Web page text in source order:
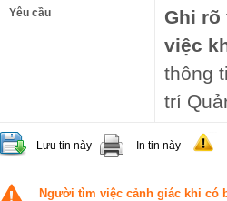
Yêu cầu
Ghi rõ
việc
thông
trí
Lưu tin này In tin này
Người tìm việc cảnh giác khi có